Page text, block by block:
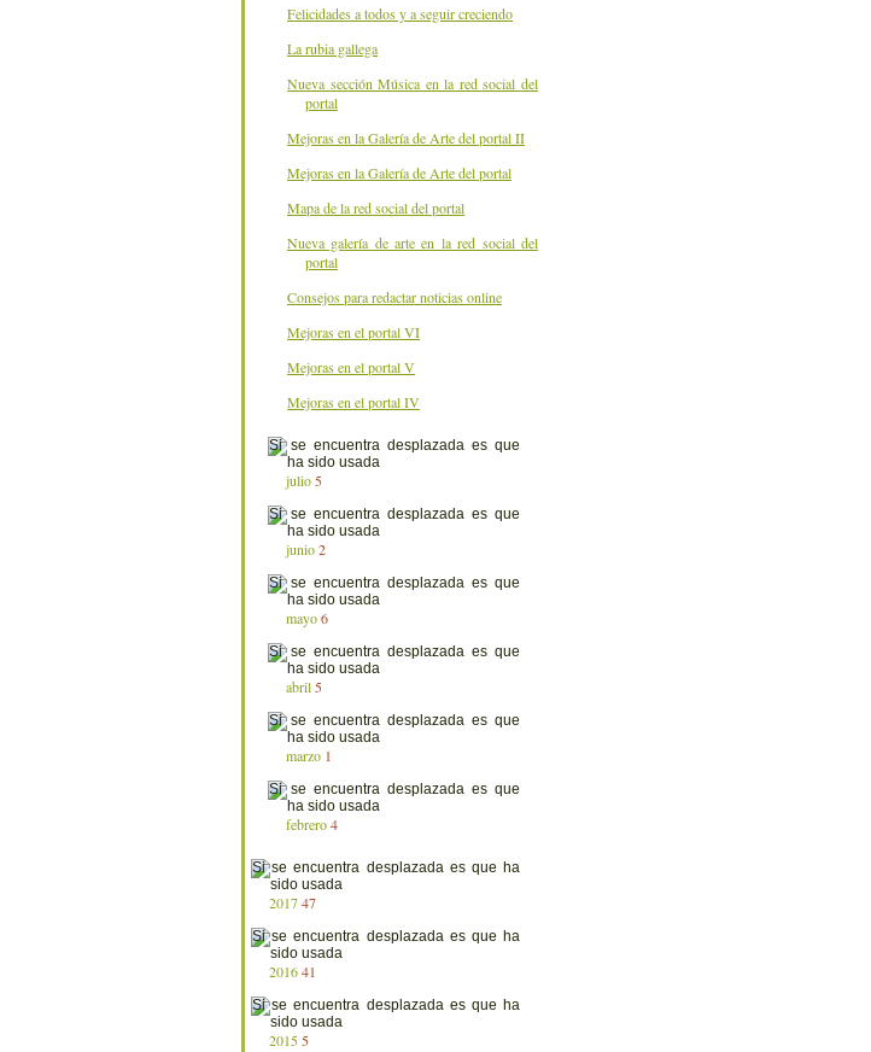
Felicidades a todos y a seguir creciendo
La rubia gallega
Nueva sección Música en la red social del
portal
Mejoras en la Galería de Arte del portal II
Mejoras en la Galería de Arte del portal
Mapa de la red social del portal
Nueva galería de arte en la red social del
portal
Consejos para redactar noticias online
Mejoras en el portal VI
Mejoras en el portal V
Mejoras en el portal IV
julio 5
junio 2
mayo 6
abril 5
marzo 1
febrero 4
201747
201641
2015 5